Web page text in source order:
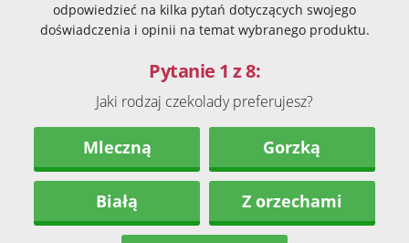
odpowiedzieć na kilka pytań dotyczących swojego
doświadczenia i opinii na temat wybranego produktu.
Pytanie 1 z 8:
Jaki rodzaj czekolady preferujesz?
Mleczną Gorzką
Białą Z orzechami